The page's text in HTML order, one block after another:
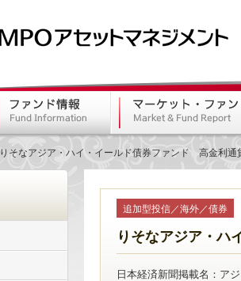
りそなアジア・ハイ・イールド債券ファンド 高金利通
追加型投信／海外／債券
りそなアジア・
日本経済新聞掲載名：ア